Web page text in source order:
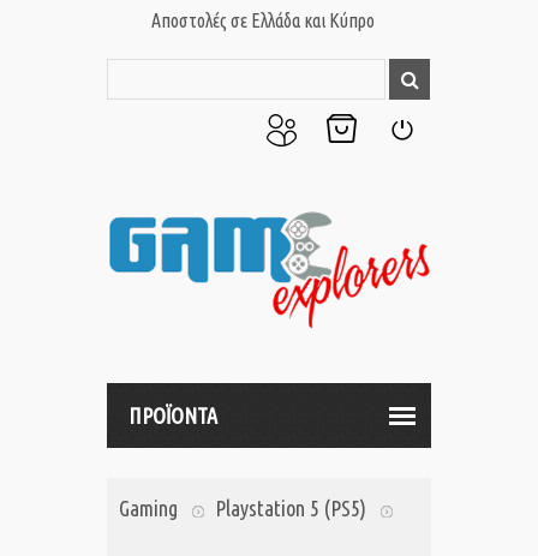
Αποστολές σε Ελλάδα και Κύπρο
μου
ΠΡΟΪΟΝΤΑ
Gaming Playstation 5 (PS5)